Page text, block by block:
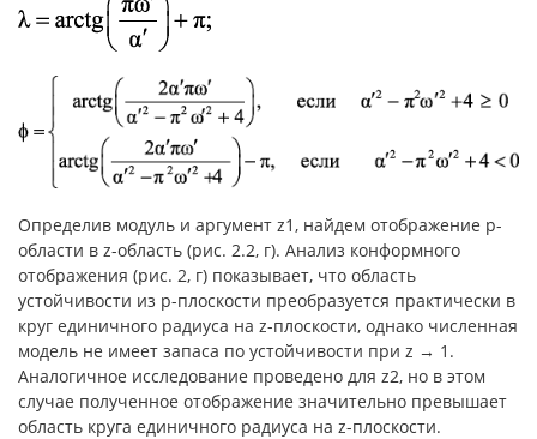
Определив модуль и аргумент z1, найдем отображение p-
области в z-область (рис. 2.2, г). Анализ конформного
отображения (рис. 2, г) показывает, что область
устойчивости из p-плоскости преобразуется практически в
круг единичного радиуса на z-плоскости, однако численная
модель не имеет запаса по устойчивости при z → 1.
Аналогичное исследование проведено для z2, но в этом
случае полученное отображение значительно превышает
область круга единичного радиуса на z-плоскости.